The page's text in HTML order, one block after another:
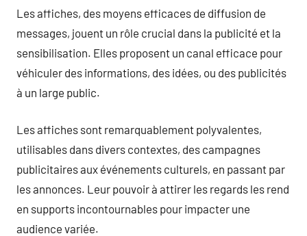
Les affiches, des moyens efficaces de diffusion de
messages, jouent un rôle crucial dans la publicité et la
sensibilisation. Elles proposent un canal efficace pour
véhiculer des informations, des idées, ou des publicités
à un large public.
Les affiches sont remarquablement polyvalentes,
utilisables dans divers contextes, des campagnes
publicitaires aux événements culturels, en passant par
les annonces. Leur pouvoir à attirer les regards les rend
en supports incontournables pour impacter une
audience variée.